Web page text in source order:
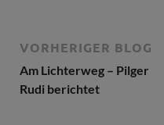
VORHERIGER BLOG
Am Lichterweg – Pilger
Rudi berichtet